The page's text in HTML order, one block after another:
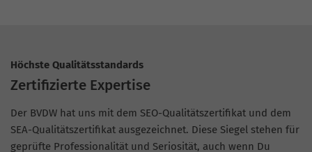
Höchste Qualitätsstandards
Zertifizierte Expertise
Der BVDW hat uns mit dem SEO-Qualitätszertifikat und dem
SEA-Qualitätszertifikat ausgezeichnet. Diese Siegel stehen für
geprüfte Professionalität und Seriosität, auch wenn Du